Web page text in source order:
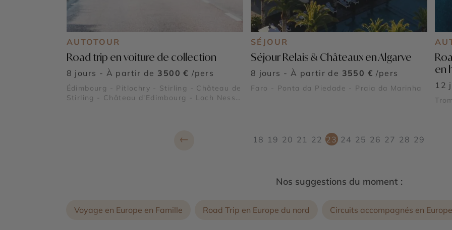
AUTOTOUR
Road trip en voiture de collection
8 jours - À partir de 3500 € /pers
Édimbourg - Pitlochry - Stirling - Château de
Stirling - Château d'Edimbourg - Loch Ness -
SÉJOUR
Séjour Relais & Châteaux en Algarve
8 jours - À partir de 3550 € /pers
Faro - Ponta da Piedade - Praia da Marinha
en
12
← 18 19 20 21 22 23 24 25 26 27 28 29
Nos suggestions du moment :
Voyage en Europe en Famille Road Trip en Europe du nord Circuits accompagnés en Europe